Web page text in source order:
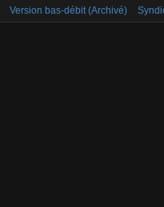
Version bas-débit (Archivé)